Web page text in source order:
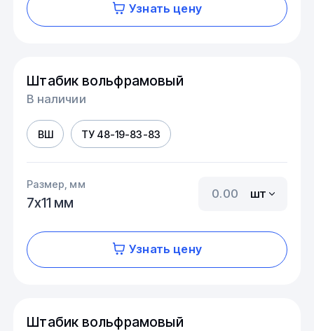
Узнать цену
Штабик вольфрамовый
В наличии
ВШ ТУ 48-19-83-83
Размер, мм
7х11 мм
шт
Узнать цену
Штабик вольфрамовый